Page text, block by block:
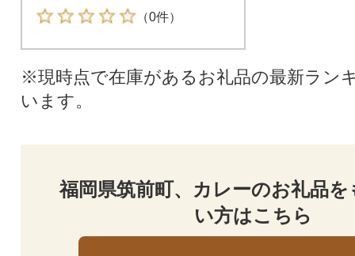
います。
（0件）
※現時点で在庫があるお礼品の最新ラン
います。
福岡県筑前町、カレーのお礼品
い方はこちら